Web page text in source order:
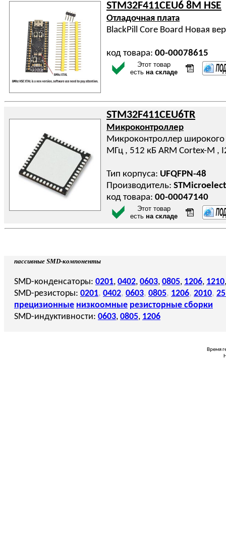
STM32F411CEU6 8M HSE
Отладочная плата
BlackPill Core Board Новая
код товара: 00-00078615
Этот товар
есть на складе
STM32F411CEU6TR
Микроконтроллер
Микроконтроллер
МГц , 512 кБ ARM Cortex-M ,
Тип корпуса: UFQFPN-48
Производитель:
код товара: 00-00047140
Этот товар
есть на складе
пассивные SMD-компоненты
SMD-конденсаторы: 0201, 0402, 0603, 0805, 1206, 1210,
SMD-резисторы: 0201, 0402, 0603, 0805, 1206, 2010,
прецизионные низкоомные резисторные сборки
SMD-индуктивности: 0603, 0805, 1206
Время